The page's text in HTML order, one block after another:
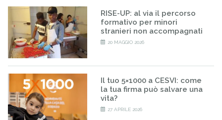
RISE-UP: al via il percorso
formativo per minori
stranieri non accompagnati
20 MAGGIO 2026
Il tuo 5×1000 a CESVI: come
la tua firma può salvare una
vita?
27 APRILE 2026